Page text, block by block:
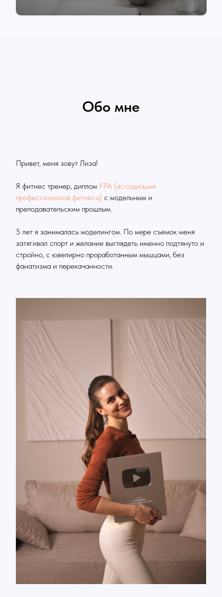
Обо мне
Привет, меня зовут Лиза!
Я фитнес тренер, диплом FPA (ассоциация
профессионалов фитнеса) с модельным и
преподавательским прошлым.
5 лет я занималась моделингом. По мере съемок меня
затягивал спорт и желание выглядеть именно подтянуто и
стройно, с ювелирно проработанным мышцами, без
фанатизма и перекачанности.